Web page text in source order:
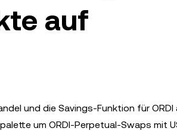
auf
und die Savings-Funktion für
um ORDI-Perpetual-Swaps mit